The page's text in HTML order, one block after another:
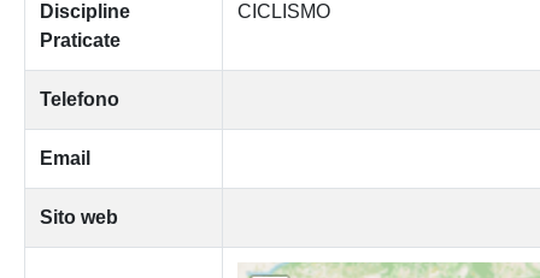
Discipline
Praticate
CICLISMO
Telefono
Email
Sito web